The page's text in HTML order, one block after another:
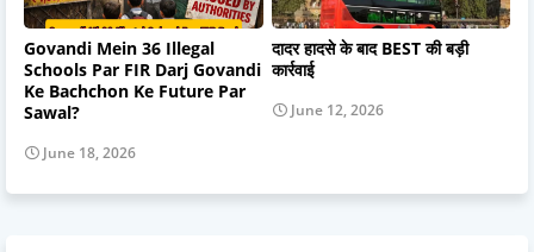
Govandi Mein 36 Illegal
Schools Par FIR Darj Govandi
Ke Bachchon Ke Future Par
Sawal?
June 18, 2026
दादर हादसे के बाद BEST की बड़ी
कार्रवाई
June 12, 2026